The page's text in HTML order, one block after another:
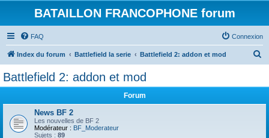
BATAILLON FRANCOPHONE forum
FAQ Connexion
Index du forum Battlefield la serie Battlefield 2: addon et mod
Battlefield 2: addon et mod
Forum
News BF 2
Les nouvelles de BF 2
Modérateur : BF_Moderateur
Sujets : 89